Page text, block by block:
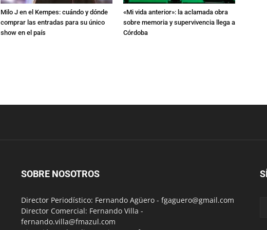
Milo J en el Kempes: cuándo y dónde
comprar las entradas para su único
show en el país
«Mi vida anterior»: la aclamada obra
sobre memoria y supervivencia llega a
Córdoba
SOBRE NOSOTROS
Director Periodístico: Fernando Agüero - fgaguero@gmail.com
Director Comercial: Fernando Villa -
fernando.villa@fmazul.com